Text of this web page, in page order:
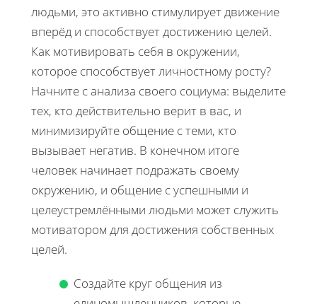
людьми, это активно стимулирует движение
вперёд и способствует достижению целей.
Как мотивировать себя в окружении,
которое способствует личностному росту?
Начните с анализа своего социума: выделите
тех, кто действительно верит в вас, и
минимизируйте общение с теми, кто
вызывает негатив. В конечном итоге
человек начинает подражать своему
окружению, и общение с успешными и
целеустремлёнными людьми может служить
мотиватором для достижения собственных
целей.
Создайте круг общения из